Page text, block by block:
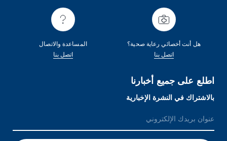
هل أنت أخصائي رعاية صحية؟
اتصل بنا
المساعدة والاتصال
اتصل بنا
اطلع على جميع أخبارنا
بالاشتراك في النشرة الإخبارية